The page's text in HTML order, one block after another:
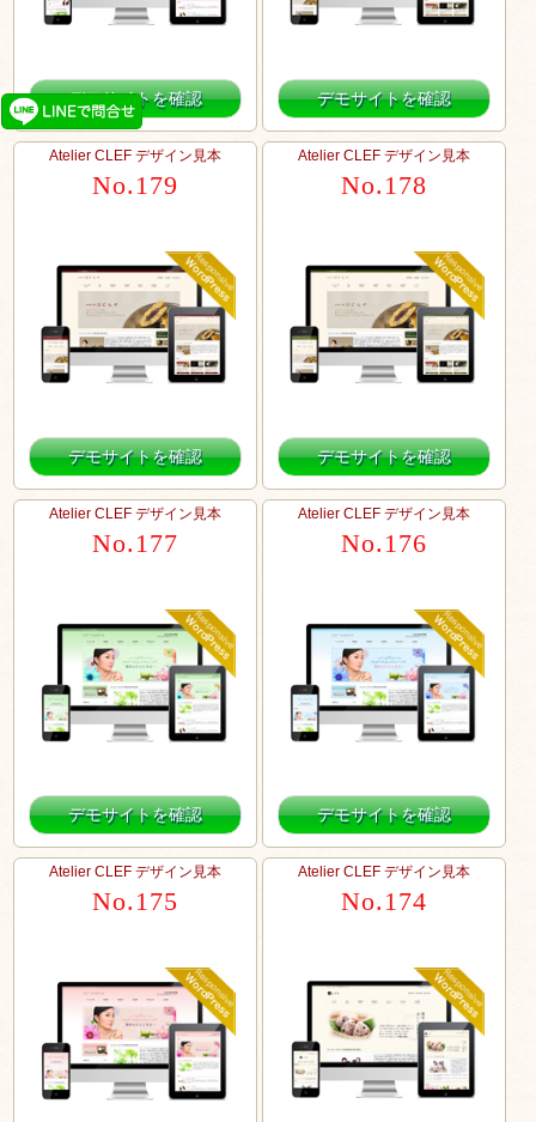
デモサイトを確認 デモサイトを確認
Atelier CLEF デザイン見本
No.179
デモサイトを確認
Atelier CLEF デザイン見本
No.178
デモサイトを確認
Atelier CLEF デザイン見本
No.177
デモサイトを確認
Atelier CLEF デザイン見本
No.176
デモサイトを確認
Atelier CLEF デザイン見本
No.175
Atelier CLEF デザイン見本
No.174